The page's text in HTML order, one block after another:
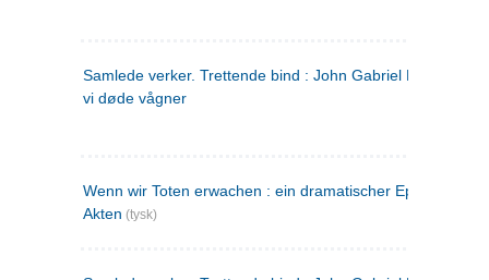
Samlede verker. Trettende bind : John Gabriel Borkman ;
vi døde vågner
Wenn wir Toten erwachen : ein dramatischer Epilog in drei
Akten (tysk)